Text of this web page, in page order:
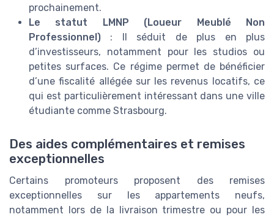
prochainement.
Le statut LMNP (Loueur Meublé Non
Professionnel) : Il séduit de plus en plus
d’investisseurs, notamment pour les studios ou
petites surfaces. Ce régime permet de bénéficier
d’une fiscalité allégée sur les revenus locatifs, ce
qui est particulièrement intéressant dans une ville
étudiante comme Strasbourg.
Des aides complémentaires et remises
exceptionnelles
Certains promoteurs proposent des remises
exceptionnelles sur les appartements neufs,
notamment lors de la livraison trimestre ou pour les